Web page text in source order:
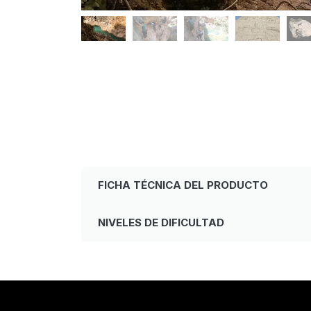
FICHA TÉCNICA DEL PRODUCTO
NIVELES DE DIFICULTAD